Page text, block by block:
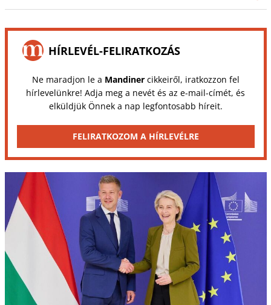
HÍRLEVÉL-FELIRATKOZÁS
Ne maradjon le a Mandinercikkeiről, iratkozzon fel
hírlevelünkre! Adja meg a nevét és az e-mail-címét, és
elküldjük Önnek a nap legfontosabb híreit.
FELIRATKOZOM A HÍRLEVÉLRE